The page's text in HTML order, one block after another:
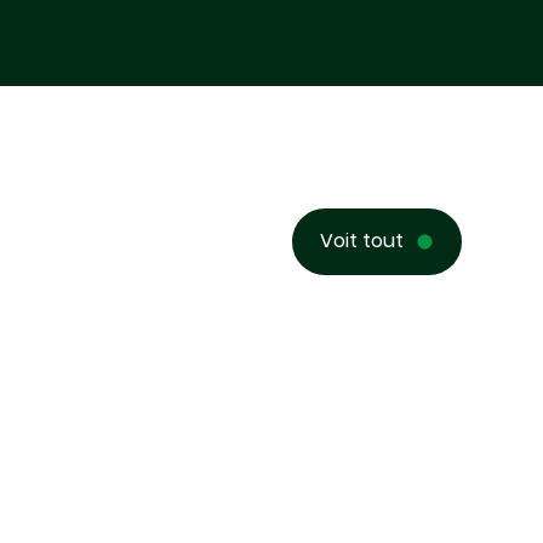
Voit tout